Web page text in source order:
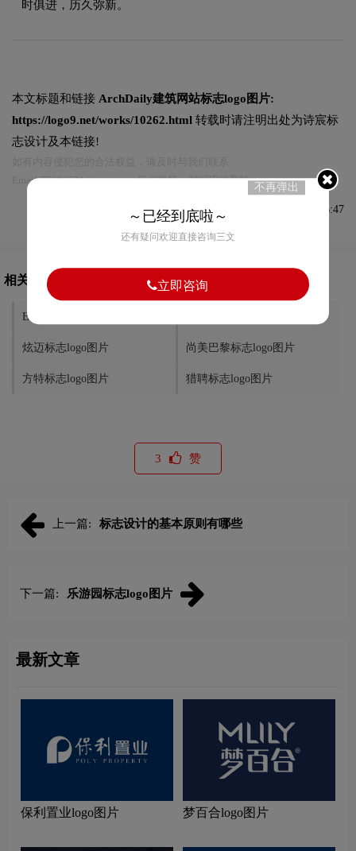
时俱进，历久弥新。
本文标题和链接 ArchDaily建筑网站标志logo图片:
https://logo9.net/works/10262.html 转载时请注明出处为诗宸标
志设计及本链接!
Email:75696531@qq.com，我们将第一时间安排删除。
发布于2022-12-02 08:46:47
相关文章推荐
Eftpos标志logo图片
炫迈标志logo图片 尚美巴黎标志logo图片
方特标志logo图片 猎聘标志logo图片
3 赞
上一篇: 标志设计的基本原则有哪些
下一篇: 乐游园标志logo图片
最新文章
保利置业logo图片 梦百合logo图片
不再弹出
～已经到底啦～
还有疑问欢迎直接咨询三文
立即咨询